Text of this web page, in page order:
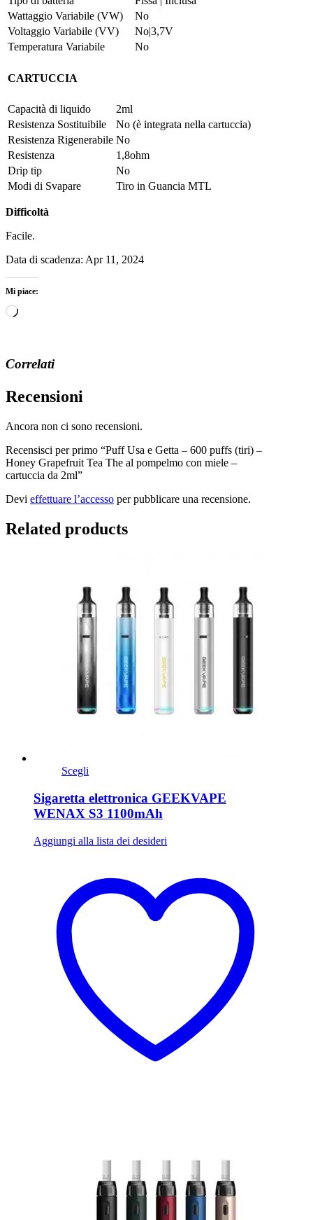
Wattaggio Variabile (VW)
No
Voltaggio Variabile (VV)
No|3,7V
Temperatura Variabile
No
CARTUCCIA
Capacità di liquido
2ml
Resistenza Sostituibile
No (è integrata nella cartuccia)
Resistenza Rigenerabile No
Resistenza
1,8ohm
Drip tip
No
Modi di Svapare
Tiro in Guancia MTL
Difficoltà
Facile.
Data di scadenza: Apr 11, 2024
Mi piace:
Caricamento
Correlati
Recensioni
Ancora non ci sono recensioni.
Recensisci per primo “Puff Usa e Getta – 600 puffs (tiri) –
Honey Grapefruit Tea The al pompelmo con miele –
cartuccia da 2ml”
Devi effettuare l’accesso per pubblicare una recensione.
Related products
Scegli
Sigaretta elettronica GEEKVAPE
WENAX S3 1100mAh
Aggiungi alla lista dei desideri